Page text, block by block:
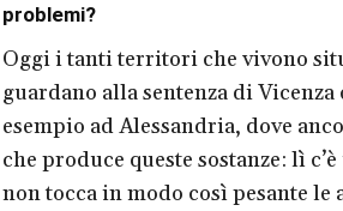
problemi?
Oggi i tanti territori che vivono
guardano alla sentenza di
esempio ad Alessandria, dove
che produce queste sostanze: lì
non tocca in modo così pesante le